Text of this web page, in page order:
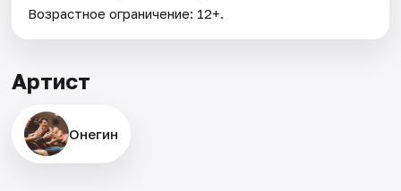
Возрастное ограничение: 12+.
Артист
Онегин